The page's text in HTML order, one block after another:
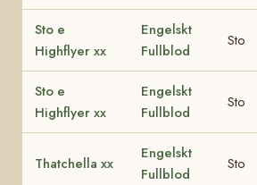
Sto e
Highflyer xx
Engelskt
Fullblod
Sto
Sto e
Highflyer xx
Engelskt
Fullblod
Sto
Thatchella xx
Engelskt
Fullblod
Sto